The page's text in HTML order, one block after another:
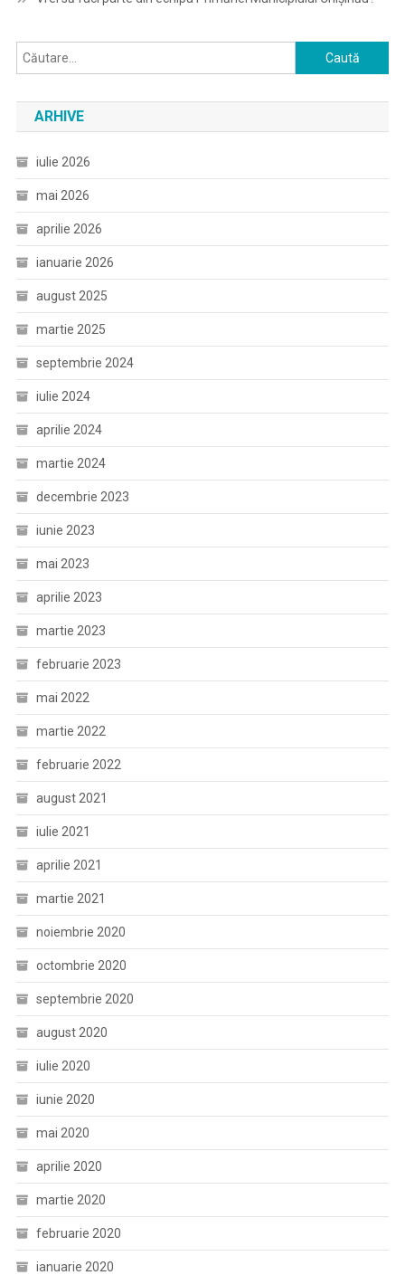
Caută
după:
ARHIVE
iulie 2026
mai 2026
aprilie 2026
ianuarie 2026
august 2025
martie 2025
septembrie 2024
iulie 2024
aprilie 2024
martie 2024
decembrie 2023
iunie 2023
mai 2023
aprilie 2023
martie 2023
februarie 2023
mai 2022
martie 2022
februarie 2022
august 2021
iulie 2021
aprilie 2021
martie 2021
noiembrie 2020
octombrie 2020
septembrie 2020
august 2020
iulie 2020
iunie 2020
mai 2020
aprilie 2020
martie 2020
februarie 2020
ianuarie 2020